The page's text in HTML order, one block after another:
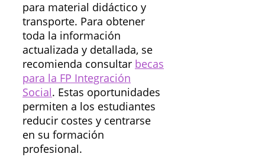
para material didáctico y
transporte. Para obtener
toda la información
actualizada y detallada, se
recomienda consultar becas
para la FP Integración
Social. Estas oportunidades
permiten a los estudiantes
reducir costes y centrarse
en su formación
profesional.